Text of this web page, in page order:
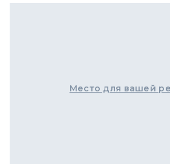
Место для вашей